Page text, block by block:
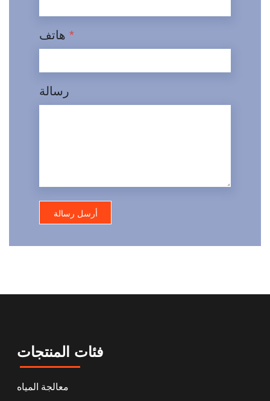
*
رسالة
فئات المنتجات
معالجة المياه